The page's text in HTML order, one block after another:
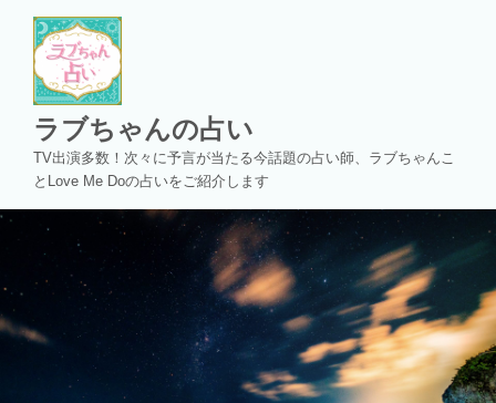
ッ
ラブちゃんの占い
TV出演多数！次々に予言が当たる今話題の占い師、ラブちゃんこ
とLove Me Doの占いをご紹介します